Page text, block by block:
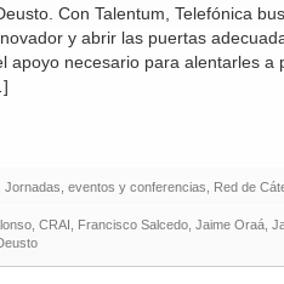
Con Talentum, Telefónica
y abrir las puertas
apoyo necesario para alentarles
Jornadas, eventos y conferencias Red de
CRAI Francisco Salcedo Jaime Oraá